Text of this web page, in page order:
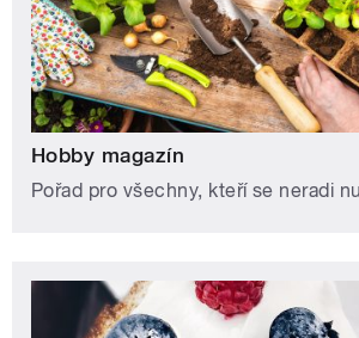
Hobby magazín
Pořad pro všechny, kteří se neradi